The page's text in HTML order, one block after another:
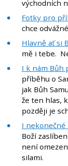
východních
Fotky pro
chce
Hlavně ať si
mě i tebe.
I k nám Bůh
příběhu o
jak Bůh
že ten hlas,
později je
I nekonečné
Boží
není
silami.